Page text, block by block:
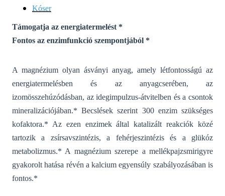
Kóser
Támogatja az energiatermelést *
Fontos az enzimfunkció szempontjából *
A magnézium olyan ásványi anyag, amely létfontosságú az
energiatermelésben és az anyagcserében, az
izomösszehúzódásban, az idegimpulzus-átvitelben és a csontok
mineralizációjában.* Becslések szerint 300 enzim szükséges
kofaktora.* Az ezen enzimek által katalizált reakciók közé
tartozik a zsírsavszintézis, a fehérjeszintézis és a glükóz
metabolizmus.* A magnézium szerepe a mellékpajzsmirigyre
gyakorolt hatása révén a kalcium egyensúly szabályozásában is
fontos.*